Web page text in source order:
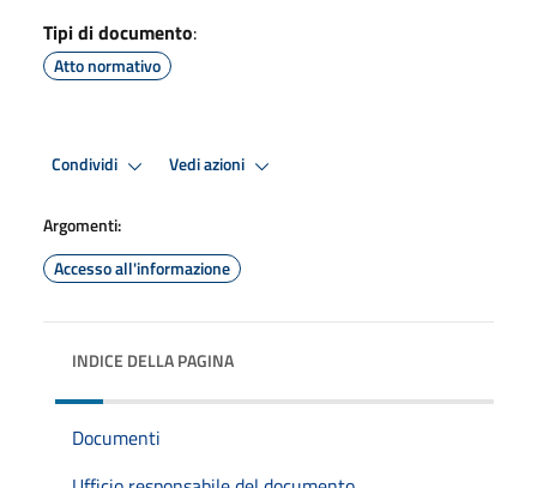
Tipi di documento:
Atto normativo
Condividi Vedi azioni
Argomenti:
Accesso all'informazione
INDICE DELLA PAGINA
Documenti